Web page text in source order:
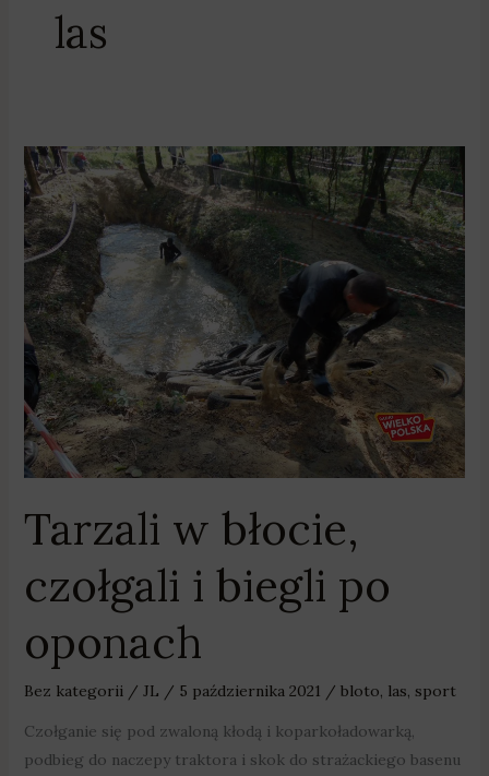
las
Tarzali w błocie,
czołgali i biegli po
oponach
Bez kategorii / JL / 5 października 2021 / bloto las sport
Czołganie się pod zwaloną kłodą i koparkoładowarką,
podbieg do naczepy traktora i skok do strażackiego basenu
Tarzali
w
błocie,
czołgali
biegli
po
oponach